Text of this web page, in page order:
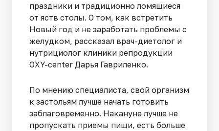
праздники и традиционно ломящиеся
от яств столы. О том, как встретить
Новый год и не заработать проблемы с
желудком, рассказал врач-диетолог и
нутрициолог клиники репродукции
OXY-center Дарья Гавриленко.
По мнению специалиста, свой организм
к застольям лучше начать готовить
заблаговременно. Накануне лучше не
пропускать приемы пищи, есть больше